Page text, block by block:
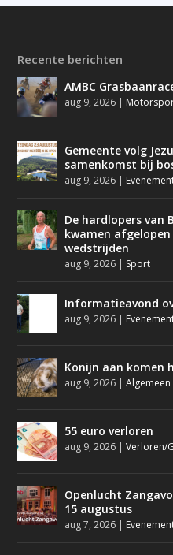
Recente berichten
AMBC
aug 9, 2026 |
Gemeente volg
samenkomst bij
aug 9, 2026 |
De hardlopers van
kwamen
wedstrijden
aug 9, 2026 | Sport
Informatieavond
aug 9, 2026 |
Konijn aan komen
aug 9, 2026 |Algemeen
55 euro verloren
aug 9, 2026 |Verloren/
Openlucht
15 augustus
aug 7, 2026 |